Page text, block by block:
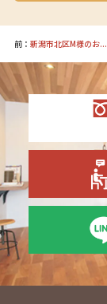
前： 新潟市北区M様のお...